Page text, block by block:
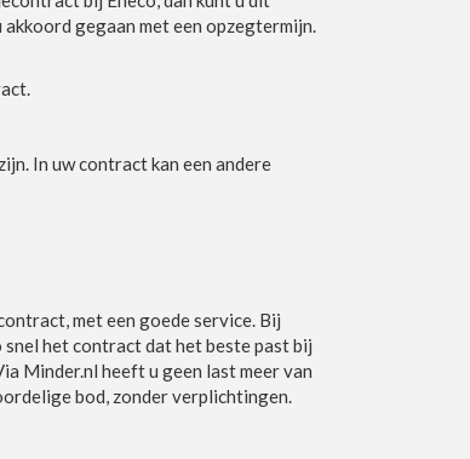
gegaan met een opzegtermijn.
In uw contract kan een andere
met een goede service. Bij
het contract dat het beste past bij
Minder.nl heeft u geen last meer van
bod, zonder verplichtingen.